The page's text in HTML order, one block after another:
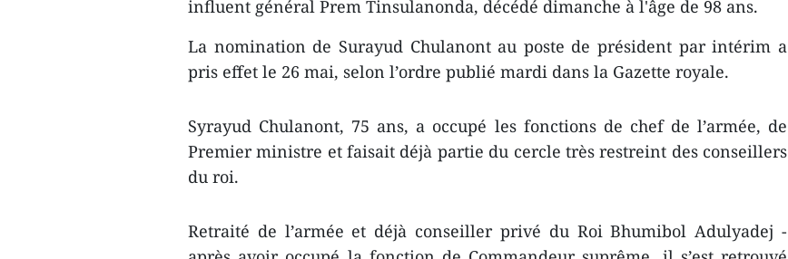
influent général Prem Tinsulanonda, décédé dimanche à l'âge de 98 ans.
La nomination de Surayud Chulanont au poste de président par intérim a
pris effet le 26 mai, selon l’ordre publié mardi dans la Gazette royale.
Syrayud Chulanont, 75 ans, a occupé les fonctions de chef de l’armée, de
Premier ministre et faisait déjà partie du cercle très restreint des conseillers
du roi.
Retraité de l’armée et déjà conseiller privé du Roi Bhumibol Adulyadej -